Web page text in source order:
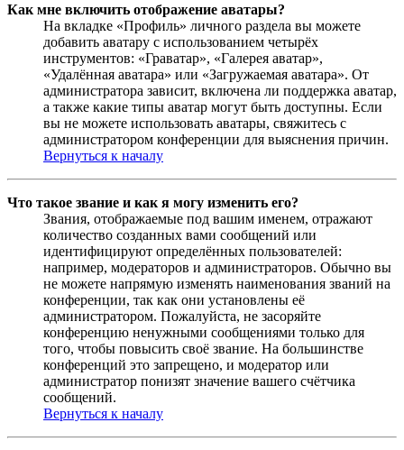
Как мне включить отображение аватары?
На вкладке «Профиль» личного раздела вы можете
добавить аватару с использованием четырёх
инструментов: «Граватар», «Галерея аватар»,
«Удалённая аватара» или «Загружаемая аватара». От
администратора зависит, включена ли поддержка аватар,
а также какие типы аватар могут быть доступны. Если
вы не можете использовать аватары, свяжитесь с
администратором конференции для выяснения причин.
Вернуться к началу
Что такое звание и как я могу изменить его?
Звания, отображаемые под вашим именем, отражают
количество созданных вами сообщений или
идентифицируют определённых пользователей:
например, модераторов и администраторов. Обычно вы
не можете напрямую изменять наименования званий на
конференции, так как они установлены её
администратором. Пожалуйста, не засоряйте
конференцию ненужными сообщениями только для
того, чтобы повысить своё звание. На большинстве
конференций это запрещено, и модератор или
администратор понизят значение вашего счётчика
сообщений.
Вернуться к началу